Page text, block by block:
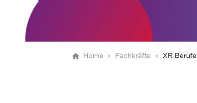
Home Fachkräfte XR Berufe